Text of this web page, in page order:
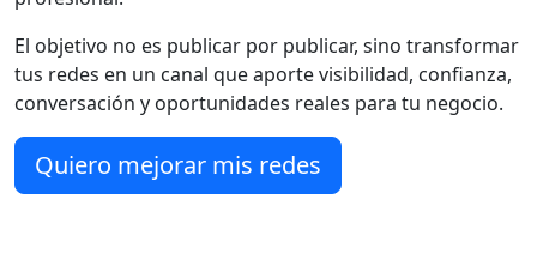
El objetivo no es publicar por publicar, sino transformar
tus redes en un canal que aporte visibilidad, confianza,
conversación y oportunidades reales para tu negocio.
Quiero mejorar mis redes